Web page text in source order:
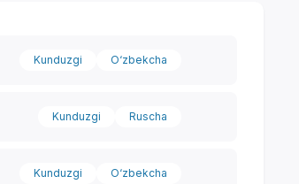
Kunduzgi O‘zbekcha
Kunduzgi Ruscha
Kunduzgi O‘zbekcha